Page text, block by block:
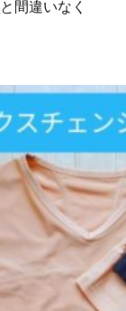
と間違いなく